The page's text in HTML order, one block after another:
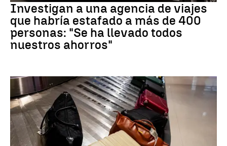
Investigan a una agencia de viajes
que habría estafado a más de 400
personas: "Se ha llevado todos
nuestros ahorros"